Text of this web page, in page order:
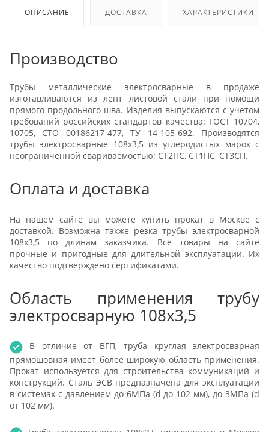
ОПИСАНИЕ ДОСТАВКА ХАРАКТЕРИСТИКИ
Производство
Трубы металлические электросварные в продаже
изготавливаются из лент листовой стали при помощи
прямого продольного шва. Изделия выпускаются с учетом
требований российских стандартов качества: ГОСТ 10704,
10705, СТО 00186217-477, ТУ 14-105-692. Производятся
трубы электросварные 108х3,5 из углеродистых марок с
неограниченной свариваемостью: СТ2ПС, СТ1ПС, СТ3СП.
Оплата и доставка
На нашем сайте вы можете купить прокат в Москве с
доставкой. Возможна также резка трубы электросварной
108х3,5 по длинам заказчика. Все товары на сайте
прочные и пригодные для длительной эксплуатации. Их
качество подтверждено сертификатами.
Область применения трубу
электросварную 108х3,5
В отличие от ВГП, труба круглая электросварная
прямошовная имеет более широкую область применения.
Прокат используется для строительства коммуникаций и
конструкций. Сталь ЭСВ предназначена для эксплуатации
в системах с давлением до 6МПа (d до 102 мм), до 3МПа (d
от 102 мм).